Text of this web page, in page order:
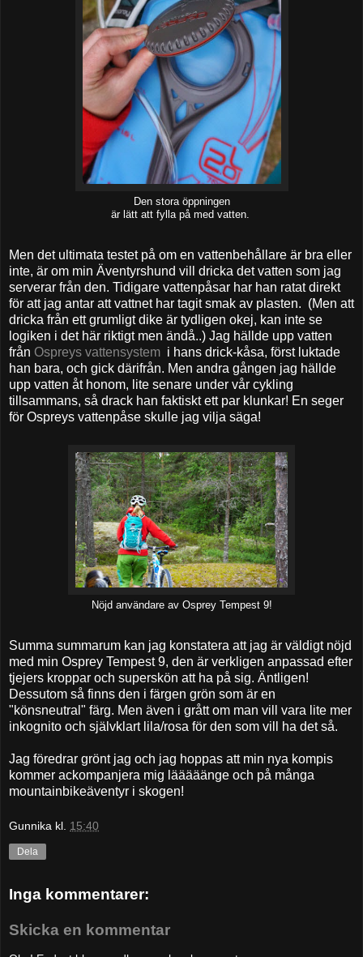
Den stora öppningen
är lätt att fylla på med vatten.
Men det ultimata testet på om en vattenbehållare är bra eller
inte, är om min Äventyrshund vill dricka det vatten som jag
serverar från den. Tidigare vattenpåsar har han ratat direkt
för att jag antar att vattnet har tagit smak av plasten. (Men att
dricka från ett grumligt dike är tydligen okej, kan inte se
logiken i det här riktigt men ändå..) Jag hällde upp vatten
från Ospreys vattensystem i hans drick-kåsa, först luktade
han bara, och gick därifrån. Men andra gången jag hällde
upp vatten åt honom, lite senare under vår cykling
tillsammans, så drack han faktiskt ett par klunkar! En seger
för Ospreys vattenpåse skulle jag vilja säga!
Nöjd användare av Osprey Tempest 9!
Summa summarum kan jag konstatera att jag är väldigt nöjd
med min Osprey Tempest 9, den är verkligen anpassad efter
tjejers kroppar och superskön att ha på sig. Äntligen!
Dessutom så finns den i färgen grön som är en
"könsneutral" färg. Men även i grått om man vill vara lite mer
inkognito och självklart lila/rosa för den som vill ha det så.
Jag föredrar grönt jag och jag hoppas att min nya kompis
kommer ackompanjera mig lääääänge och på många
mountainbikeäventyr i skogen!
Gunnika kl. 15:40
Dela
Inga kommentarer:
Skicka en kommentar